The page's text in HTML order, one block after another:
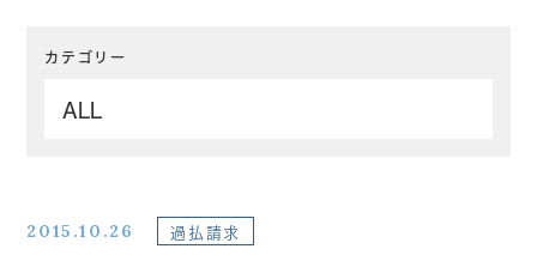
カテゴリー
2015.10.26 過払請求